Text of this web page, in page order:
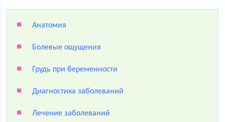
Анатомия
Болевые ощущения
Грудь при беременности
Диагностика заболеваний
Лечение заболеваний